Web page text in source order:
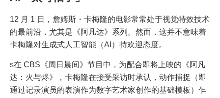
12 月 1 日，詹姆斯・卡梅隆的电影常常处于视觉特效技术
的最前沿，尤其是《阿凡达》系列。然而，这并不意味着
卡梅隆对生成式人工智能（AI）持欢迎态度。
s在 CBS《周日晨间》节目中，为配合即将上映的《阿凡
达：火与烬》，卡梅隆在接受采访时承认，动作捕捉（即
通过记录演员的表演作为数字艺术家创作的基础模板）乍